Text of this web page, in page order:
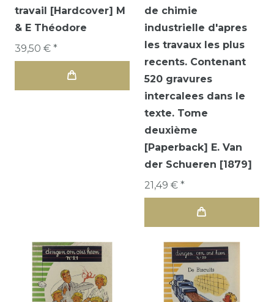
travail [Hardcover] M
& E Théodore
39,50 € *
de chimie
industrielle d'apres
les travaux les plus
recents. Contenant
520 gravures
intercalees dans le
texte. Tome
deuxième
[Paperback] E. Van
der Schueren [1879]
21,49 € *